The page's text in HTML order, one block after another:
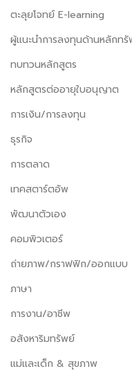
ตะลุยโจทย์ E-learning
ผู้แนะนำการลงทุนด้านหลักท
ทบทวนหลักสูตร
หลักสูตรต่ออายุใบอนุญาต
การเงิน/การลงทุน
ธุรกิจ
การตลาด
เทคสตาร์ตอัพ
พัฒนาตัวเอง
คอมพิวเตอร์
ถ่ายภาพ/กราฟฟิก/ออกแบบ
ภาษา
การงาน/อาชีพ
อสังหาริมทรัพย์
แม่และเด็ก & สุขภาพ